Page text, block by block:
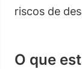
riscos de
O que